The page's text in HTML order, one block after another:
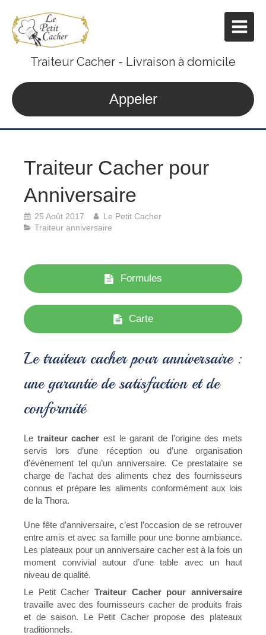
Traiteur Cacher - Livraison à domicile
Appeler
Traiteur Cacher pour
Anniversaire
25 Août 2017
Le Petit Cacher
Traiteur anniversaire
Formules
Carte
Le traiteur cacher pour anniversaire :
une garantie de satisfaction et de
conformité
Le traiteur cacher est le garant de l’origine des mets
servis lors d’une réception ou d’une organisation
d’évènement tel qu’un anniversaire. Ce prestataire se
charge de l’achat des aliments chez des fournisseurs
connus et prépare les aliments conformément aux lois
de la Thora.
Une fête d’anniversaire, c’est l’occasion de se retrouver
entre amis et avec sa famille pour une bonne ambiance.
Les plateaux pour un anniversaire cacher est à la fois un
moment convivial autour d’une table avec un haut
niveau de qualité.
Le Petit Cacher Traiteur Cacher pour anniversaire
travaille avec des fournisseurs cacher de produits frais
et de saison. Le Petit Cacher propose des plateaux
traditionnels.